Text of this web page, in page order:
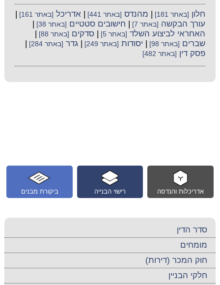
חלון [באתר 181] מהנדס [באתר 441] |אדריכל [באתר 161]
עורך הבקשה [באתר 7] חישובים סטטיים [באתר 38]
האחראי לביצוע השלד [באתר 5] |סדקים [באתר 88]
שברים [באתר 98] יסודות [באתר 249] |גדר [באתר 284]
פסק דין [באתר 482]
ביקורת מבנים רישוי הבנייה אדריכלות והנדסה
סדר הדין
מומחים
חוק המכר (דירות)
חלקי הבניין